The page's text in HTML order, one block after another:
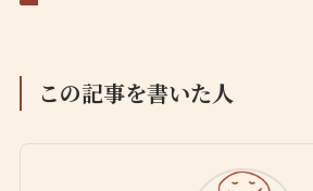
この記事を書いた人